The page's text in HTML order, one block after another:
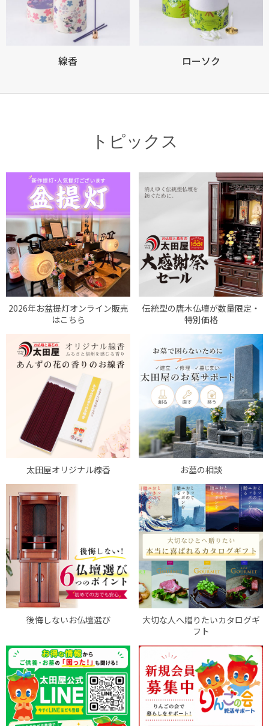
線香 ローソク
トピックス
2026年お盆提灯オンライン販売
はこちら
伝統型の唐木仏壇が数量限定・
特別価格
太田屋オリジナル線香 お墓の相談
後悔しないお仏壇選び
大切な人へ贈りたいカタログギ
フト